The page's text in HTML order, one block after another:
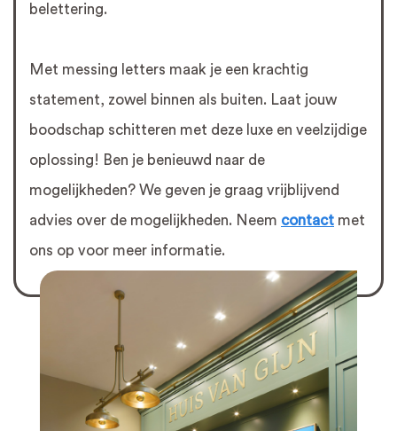
belettering.
Met messing letters maak je een krachtig
statement, zowel binnen als buiten. Laat jouw
boodschap schitteren met deze luxe en veelzijdige
oplossing! Ben je benieuwd naar de
mogelijkheden? We geven je graag vrijblijvend
advies over de mogelijkheden. Neem contact met
ons op voor meer informatie.